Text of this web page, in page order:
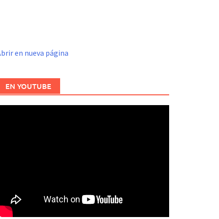
en nueva página
EN YOUTUBE